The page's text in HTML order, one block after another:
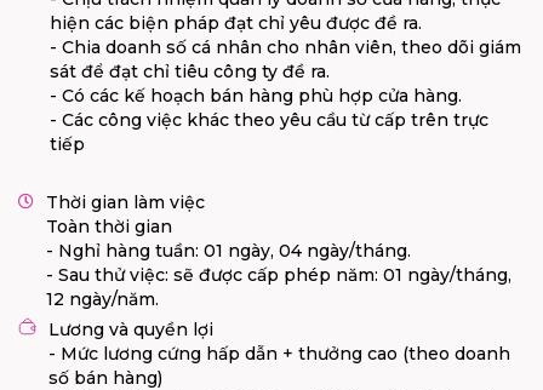
hiện các biện pháp đạt chỉ yêu được đề ra.
- Chia doanh số cá nhân cho nhân viên, theo dõi giám
sát để đạt chỉ tiêu công ty đề ra.
- Có các kế hoạch bán hàng phù hợp cửa hàng.
- Các công việc khác theo yêu cầu từ cấp trên trực
tiếp
Thời gian làm việc
Toàn thời gian
- Nghỉ hàng tuần: 01 ngày, 04 ngày/tháng.
- Sau thử việc: sẽ được cấp phép năm: 01 ngày/tháng,
12 ngày/năm.
Lương và quyền lợi
- Mức lương cứng hấp dẫn + thưởng cao (theo doanh
số bán hàng)